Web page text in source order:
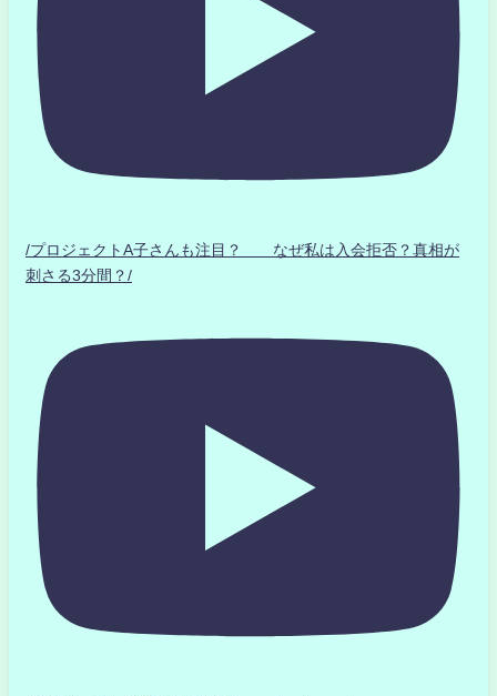
/プロジェクトA子さんも注目？ なぜ私は入会拒否？真相が
刺さる3分間？/